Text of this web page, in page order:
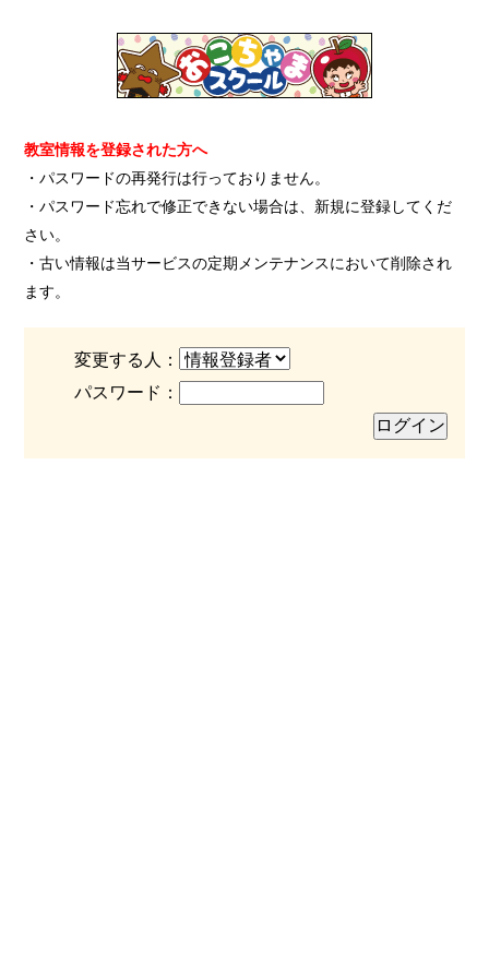
教室情報を登録された方へ
・パスワードの再発行は行っておりません。
・パスワード忘れで修正できない場合は、新規に登録してくだ
さい。
・古い情報は当サービスの定期メンテナンスにおいて削除され
ます。
変更する人：
パスワード：